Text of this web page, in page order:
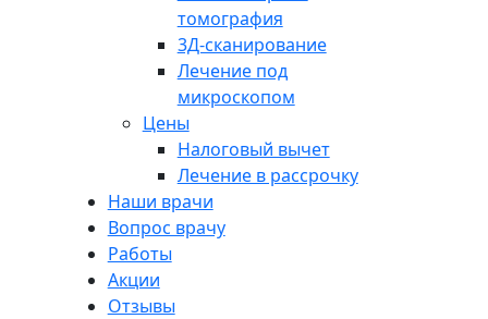
томография
3Д-сканирование
Лечение под
микроскопом
Цены
Налоговый вычет
Лечение в рассрочку
Наши врачи
Вопрос врачу
Работы
Акции
Отзывы